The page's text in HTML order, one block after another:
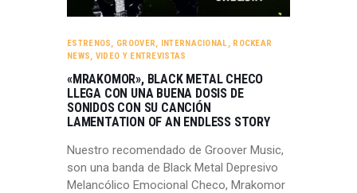
ESTRENOS, GROOVER, INTERNACIONAL, ROCKEAR
NEWS, VIDEO Y ENTREVISTAS
«MRAKOMOR», BLACK METAL CHECO
LLEGA CON UNA BUENA DOSIS DE
SONIDOS CON SU CANCIÓN
LAMENTATION OF AN ENDLESS STORY
Nuestro recomendado de Groover Music,
son una banda de Black Metal Depresivo
Melancólico Emocional Checo, Mrakomor